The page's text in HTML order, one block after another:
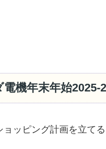
電機年末年始2025-
ッピング計画を立て